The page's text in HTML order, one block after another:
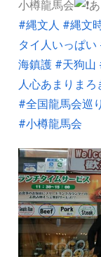
小樽龍馬会
#縄文人 #縄文
タイ人いっぱい
海鎮護 #天狗山
人心あまりま
#全国龍馬会巡り
#小樽龍馬会